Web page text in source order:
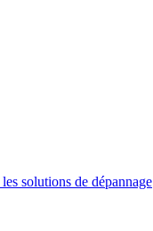
solutions de dépannage